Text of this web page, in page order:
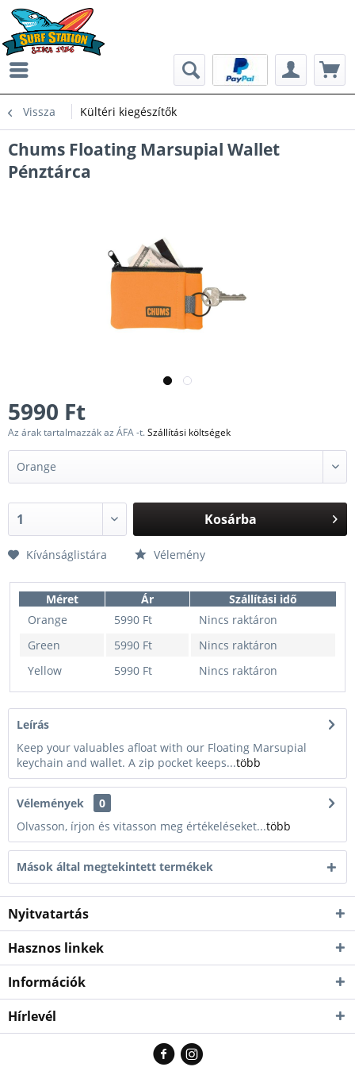
Vissza Kültéri kiegészítők
Chums Floating Marsupial Wallet
Pénztárca
5990 Ft
Az árak tartalmazzák az ÁFA -t.Szállítási költségek
Kosárba
Kívánságlistára Vélemény
Méret Ár
Szállítási idő
Orange
5990 Ft
Nincs raktáron
Green
5990 Ft
Nincs raktáron
Yellow
5990 Ft Nincs raktáron
Leírás
Keep your valuables afloat with our Floating Marsupial
keychain and wallet. A zip pocket keeps...több
Vélemények
0
Olvasson, írjon és vitasson meg értékeléseket...több
Mások által megtekintett termékek
Nyitvatartás
Hasznos linkek
Információk
Hírlevél